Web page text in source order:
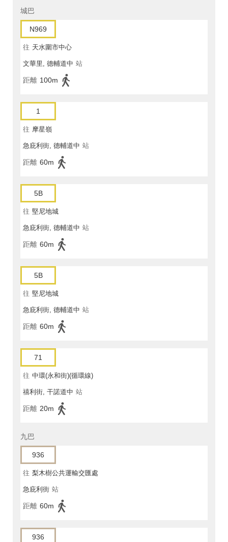
城巴
N969
往 天水圍市中心
文華里, 德輔道中 站
距離 100m
1
往 摩星嶺
急庇利街, 德輔道中 站
距離 60m
5B
往 堅尼地城
急庇利街, 德輔道中 站
距離 60m
5B
往 堅尼地城
急庇利街, 德輔道中 站
距離 60m
71
往 中環(永和街)(循環線)
禧利街, 干諾道中 站
距離 20m
九巴
936
往 梨木樹公共運輸交匯處
急庇利街 站
距離 60m
936